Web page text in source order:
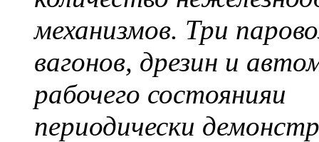
механизмов. Три
вагонов, дрезин и
рабочего состоянияи
периодически